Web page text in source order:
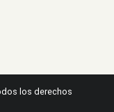
los derechos